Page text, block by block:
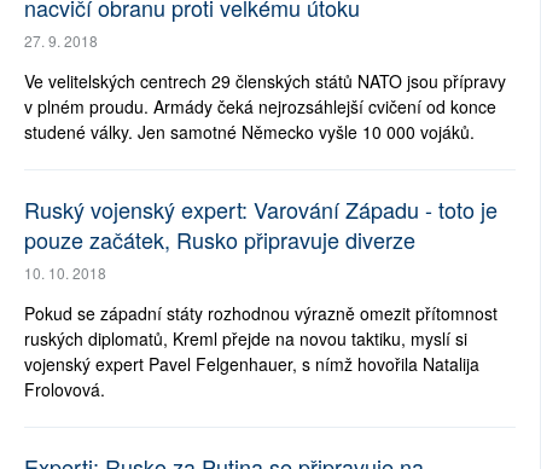
nacvičí obranu proti velkému útoku
27. 9. 2018
Ve velitelských centrech 29 členských států NATO jsou přípravy
v plném proudu. Armády čeká nejrozsáhlejší cvičení od konce
studené války. Jen samotné Německo vyšle 10 000 vojáků.
Ruský vojenský expert: Varování Západu - toto je
pouze začátek, Rusko připravuje diverze
10. 10. 2018
Pokud se západní státy rozhodnou výrazně omezit přítomnost
ruských diplomatů, Kreml přejde na novou taktiku, myslí si
vojenský expert Pavel Felgenhauer, s nímž hovořila Natalija
Frolovová.